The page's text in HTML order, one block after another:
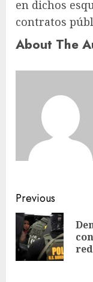
en dichos
contratos
About The
Previous